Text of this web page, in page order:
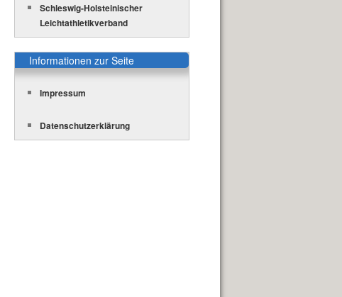
Schleswig-Holsteinischer
Leichtathletikverband
Informationen zur Seite
Impressum
Datenschutzerklärung